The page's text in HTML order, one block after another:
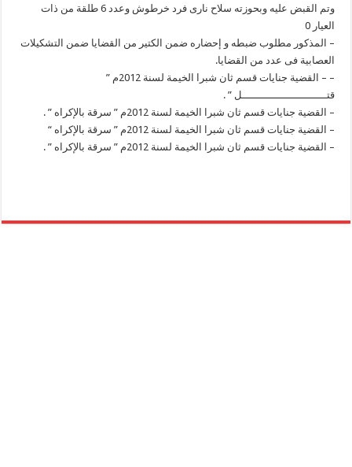
وتم القبض عليه وبحوزته سلاح نارى فرد خرطوش وعدد 6 طلقة من ذات
العيار 0
– المذكور مطلوب ضبطه و إحضاره ضمن الكتير من القضايا ضمن التشكيلات
العصابية فى عدد من القضايا.
– – القضية جنايات قسم ثان شبرا الخيمة لسنة 2012م ”
قتـــــــــــــــــــــــــــل ” .
– القضية جنايات قسم ثان شبرا الخيمة لسنة 2012م ” سرقة بالإكراه ” .
– القضية جنايات قسم ثان شبرا الخيمة لسنة 2012م ” سرقة بالإكراه “
– القضية جنايات قسم ثان شبرا الخيمة لسنة 2012م ” سرقة بالإكراه ” .